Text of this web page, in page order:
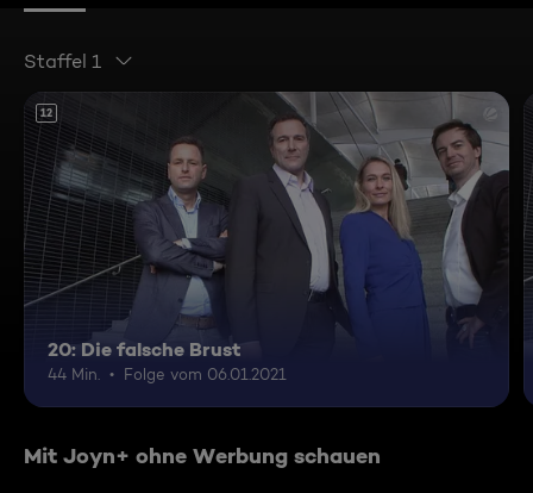
Staffel 1
12
20: Die falsche Brust
44 Min. Folge vom 06.01.2021
Mit Joyn+ ohne Werbung schauen